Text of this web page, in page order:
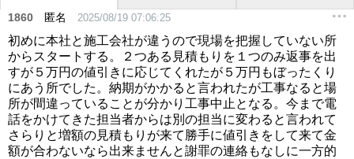
1860 匿名 2025/08/19 07:06:25
初めに本社と施工会社が違うので現場を把握していない所
からスタートする。２つある見積もりを１つのみ返事を出
すが５万円の値引きに応じてくれたが５万円もぼったくり
にあう所でした。納期がかかると言われたが工事なると場
所が間違っていることが分かり工事中止となる。今まで電
話をかけてきた担当者からは別の担当に変わると言われて
さらりと増額の見積もりが来て勝手に値引きをして来て金
額が合わないなら出来ませんと謝罪の連絡もなしに一方的